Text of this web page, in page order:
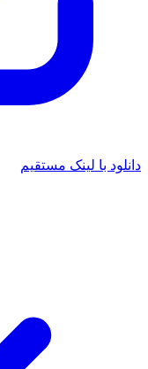
با لینک مستقیم